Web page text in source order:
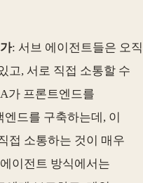
: 서브 에이전트들은 오직
고, 서로 직접 소통할 수
가 프론트엔드를
드를 구축하는데, 이
접 소통하는 것이 매우
이전트 방식에서는